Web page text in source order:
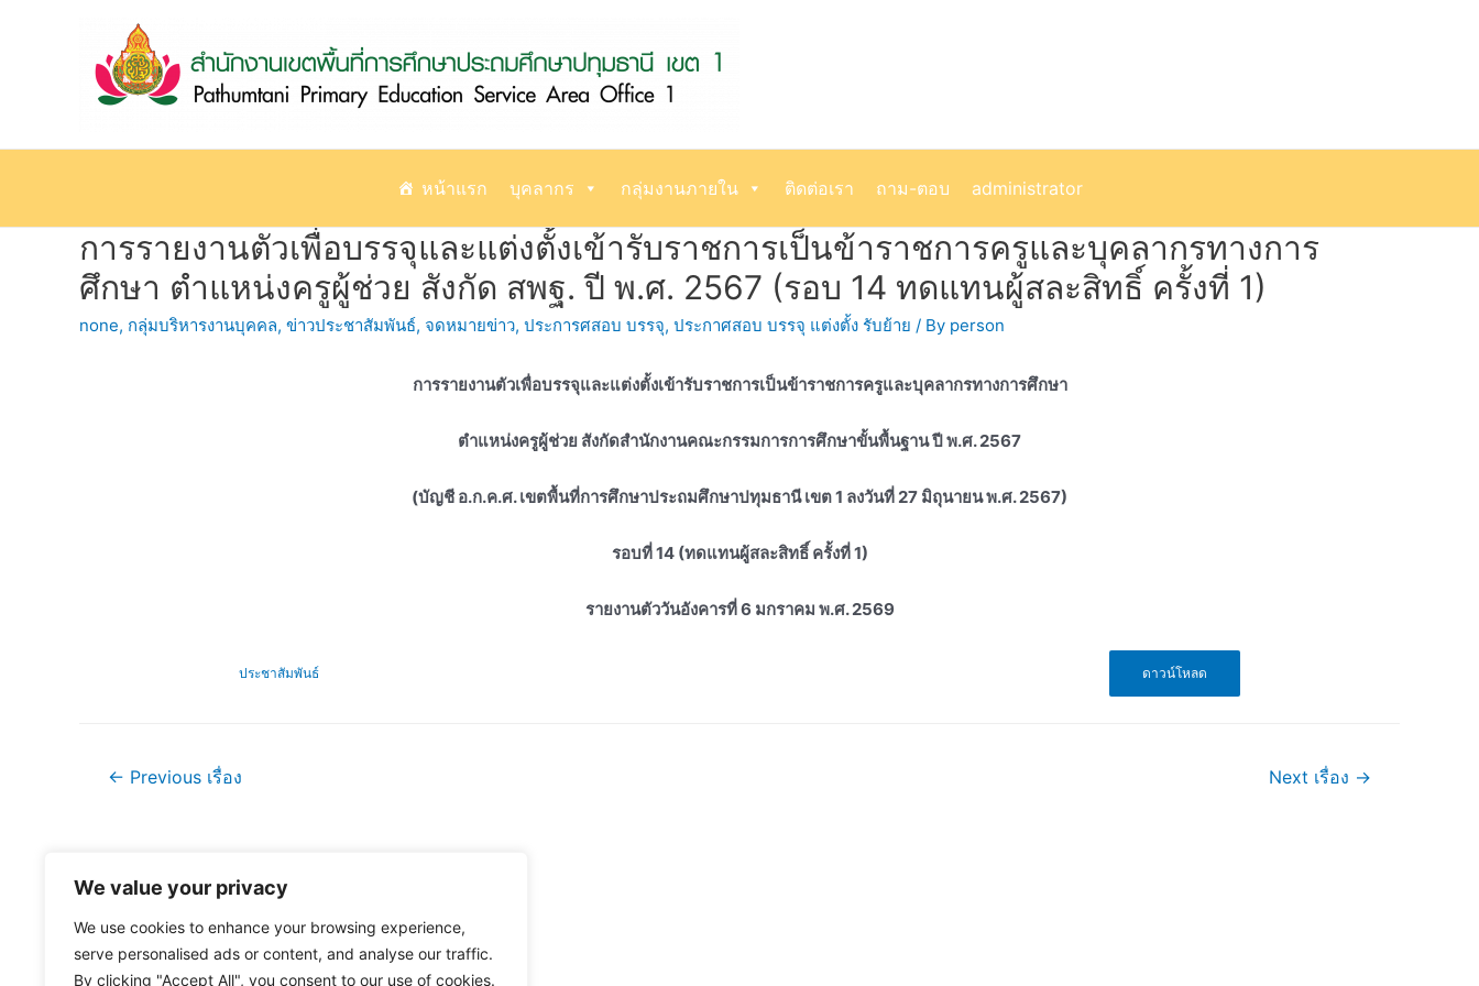
We value your privacy
We use cookies to enhance your browsing experience,
serve personalised ads or content, and analyse our traffic.
By clicking "Accept All", you consent to our use of cookies.
หน้าแรก บุคลากร กลุ่มงานภายใน ติดต่อเรา ถาม-ตอบ administrator
การรายงานตัวเพื่อบรรจุและแต่งตั้งเข้ารับราชการเป็นข้าราชการครูและบุคลากรทางการ
ศึกษา ตำแหน่งครูผู้ช่วย สังกัด สพฐ. ปี พ.ศ. 2567 (รอบ 14 ทดแทนผู้สละสิทธิ์ ครั้งที่ 1)
none, กลุ่มบริหารงานบุคคล, ข่าวประชาสัมพันธ์, จดหมายข่าว, ประการศสอบ บรรจุ, ประกาศสอบ บรรจุ แต่งตั้ง รับย้าย / By person
การรายงานตัวเพื่อบรรจุและแต่งตั้งเข้ารับราชการเป็นข้าราชการครูและบุคลากรทางการศึกษา
ตำแหน่งครูผู้ช่วย สังกัดสำนักงานคณะกรรมการการศึกษาขั้นพื้นฐาน ปี พ.ศ. 2567
(บัญชี อ.ก.ค.ศ. เขตพื้นที่การศึกษาประถมศึกษาปทุมธานี เขต 1 ลงวันที่ 27 มิถุนายน พ.ศ. 2567)
รอบที่ 14(ทดแทนผู้สละสิทธิ์ ครั้งที่ 1)
รายงานตัววันอังคารที่ 6 มกราคม พ.ศ. 2569
ประชาสัมพันธ์ ดาวน์โหลด
แนะแนว
← Previous เรื่อง Next เรื่อง →